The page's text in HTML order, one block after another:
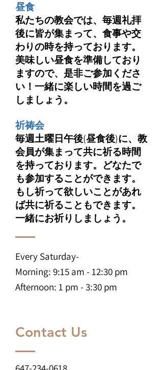
昼食
私たちの教会では、毎週礼拝
後に皆が集まって、食事や交
わりの時を持っております。
美味しい昼食を準備しており
ますので、是非ご参加くださ
い！一緒に楽しい時間を過ご
しましょう。
祈祷会
毎週土曜日午後(昼食後)に、教
会員が集まって共に祈る時間
を持っております。どなたで
も参加することができます。
もし祈って欲しいことがあれ
ば共に祈ることもできます。
一緒にお祈りしましょう。
Every Saturday-
Morning: 9:15 am - 12:30 pm
Afternoon: 1 pm - 3:30 pm
Contact Us